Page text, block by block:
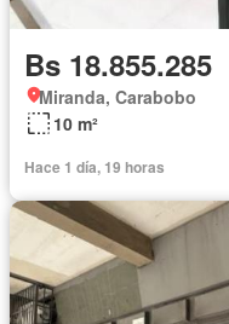
Bs 18.855.285
Miranda, Carabobo
10 m²
Hace 1 día, 19 horas